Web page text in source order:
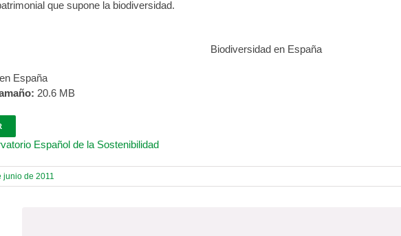
que supone la biodiversidad.
Biodiversidad en España
España
20.6 MB
Español de la Sostenibilidad
junio de 2011